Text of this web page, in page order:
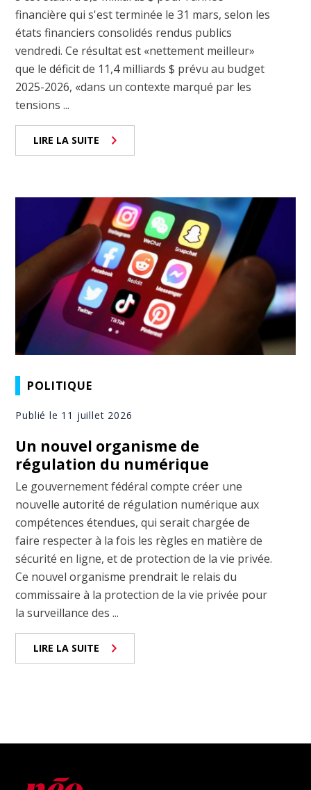
financière qui s'est terminée le 31 mars, selon les
états financiers consolidés rendus publics
vendredi. Ce résultat est «nettement meilleur»
que le déficit de 11,4 milliards $ prévu au budget
2025-2026, «dans un contexte marqué par les
tensions ...
LIRE LA SUITE
POLITIQUE
Publié le 11 juillet 2026
Un nouvel organisme de
régulation du numérique
Le gouvernement fédéral compte créer une
nouvelle autorité de régulation numérique aux
compétences étendues, qui serait chargée de
faire respecter à la fois les règles en matière de
sécurité en ligne, et de protection de la vie privée.
Ce nouvel organisme prendrait le relais du
commissaire à la protection de la vie privée pour
la surveillance des ...
LIRE LA SUITE